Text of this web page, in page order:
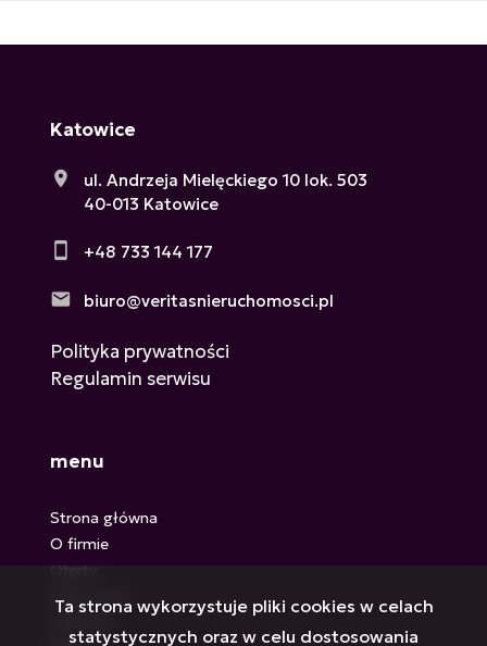
Katowice
ul. Andrzeja Mielęckiego 10 lok. 503
40-013 Katowice
+48 733 144 177
biuro@veritasnieruchomosci.pl
Polityka prywatności
Regulamin serwisu
menu
Strona główna
O firmie
Oferty
Zgłoszenia
Ta strona wykorzystuje pliki cookies w celach
statystycznych oraz w celu dostosowania